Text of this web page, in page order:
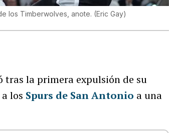
los Timberwolves, anote. (Eric Gay)
tras la primera expulsión de su
los Spurs de San Antonio a una